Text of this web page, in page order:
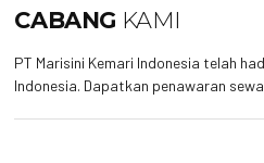
CABANG KAMI
PT Marisini Kemari Indonesia telah
Indonesia. Dapatkan penawaran